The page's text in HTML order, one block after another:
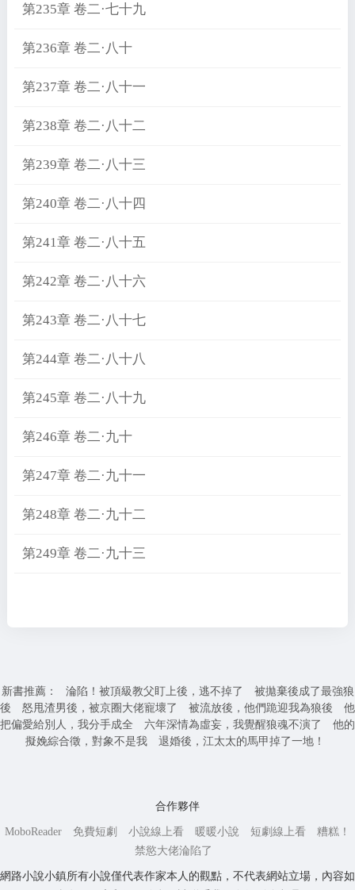
第235章 卷二·七十九
第236章 卷二·八十
第237章 卷二·八十一
第238章 卷二·八十二
第239章 卷二·八十三
第240章 卷二·八十四
第241章 卷二·八十五
第242章 卷二·八十六
第243章 卷二·八十七
第244章 卷二·八十八
第245章 卷二·八十九
第246章 卷二·九十
第247章 卷二·九十一
第248章 卷二·九十二
第249章 卷二·九十三
新書推薦： 淪陷！被頂級教父盯上後，逃不掉了
被拋棄後成了最強狼
後
怒甩渣男後，被京圈大佬寵壞了 被流放後，他們跪迎我為狼後
他
把偏愛給別人，我分手成全
六年深情為虛妄，我覺醒狼魂不演了
他的
擬娩綜合徵，對象不是我
退婚後，江太太的馬甲掉了一地！
合作夥伴
MoboReader 免費短劇 小說線上看 暖暖小說 短劇線上看
糟糕！
禁慾大佬淪陷了
網路小說小鎮所有小說僅代表作家本人的觀點，不代表網站立場，內容如